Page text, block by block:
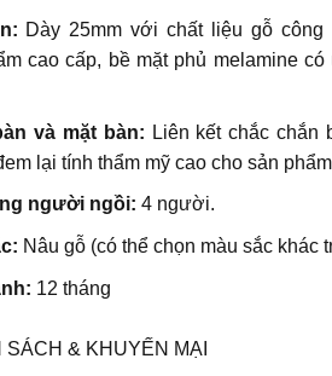
Dày 25mm vớichất liệu gỗ công
cao cấp, bề mặt phủ melamine
và mặt bàn: Liên kết chắc chắn
lại tính thẩm mỹ cao cho sản
người ngồi: 4 người.
Nâu gỗ(có thể chọn màu sắc khác
12 tháng
SÁCH & KHUYẾN MẠI